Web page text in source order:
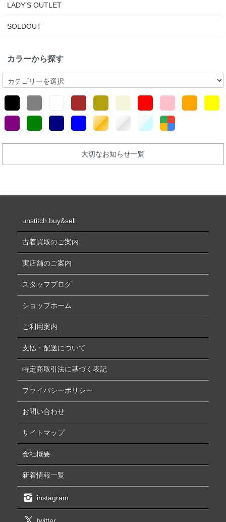
LADY'S OUTLET
SOLDOUT
カラーから探す
大切なお知らせ一覧
unstitch buy&sell
古着買取のご案内
実店舗のご案内
スタッフブログ
ショップホーム
ご利用案内
支払・配送について
特定商取引法に基づく表記
プライバシーポリシー
お問い合わせ
サイトマップ
会社概要
新着情報一覧
instagram